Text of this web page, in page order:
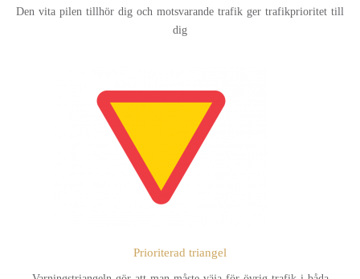
Den vita pilen tillhör dig och motsvarande trafik ger trafikprioritet till
dig
Prioriterad triangel